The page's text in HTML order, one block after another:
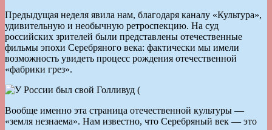
Предыдущая неделя явила нам, благодаря каналу «Культура»,
удивительную и необычную ретроспекцию. На суд
российских зрителей были представлены отечественные
фильмы эпохи Серебряного века: фактически мы имели
возможность увидеть процесс рождения отечественной
«фабрики грез».
Вообще именно эта страница отечественной культуры —
«земля незнаема». Нам известно, что Серебряный век — это